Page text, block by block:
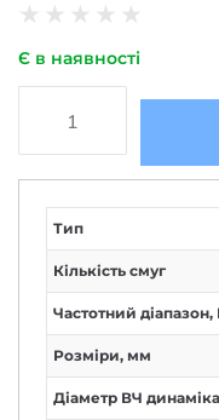
★ ★ ★ ★ ★
Є в наявності
Тип
Кількість смуг
Частотний діапазон,
Розміри, мм
Діаметр ВЧ